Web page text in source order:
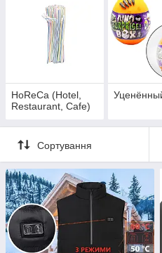
HoReCa (Hotel,
Restaurant, Cafe)
Сортування